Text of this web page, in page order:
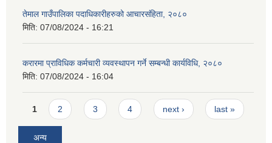
तेमाल गाउँपालिका पदाधिकारीहरुको आचारसंहिता, २०८०
मिति: 07/08/2024 - 16:21
करारमा प्राविधिक कर्मचारी व्यवस्थापन गर्ने सम्बन्धी कार्यविधि, २०८०
मिति: 07/08/2024 - 16:04
Pages
1 2 3 4 next › last »
अन्य